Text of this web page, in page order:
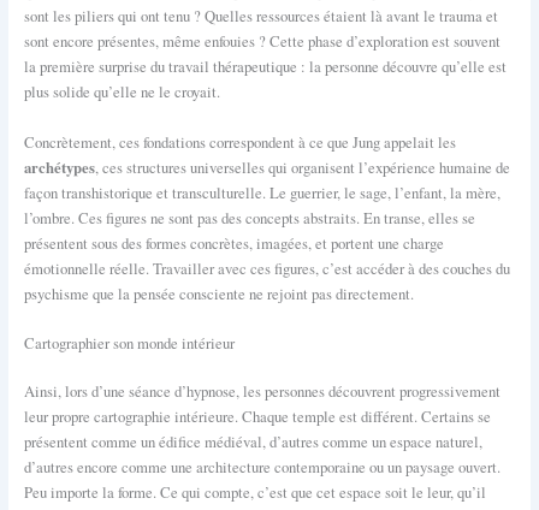
sont les piliers qui ont tenu ? Quelles ressources étaient là avant le trauma et
sont encore présentes, même enfouies ? Cette phase d’exploration est souvent
la première surprise du travail thérapeutique : la personne découvre qu’elle est
plus solide qu’elle ne le croyait.
Concrètement, ces fondations correspondent à ce que Jung appelait les
archétypes, ces structures universelles qui organisent l’expérience humaine de
façon transhistorique et transculturelle. Le guerrier, le sage, l’enfant, la mère,
l’ombre. Ces figures ne sont pas des concepts abstraits. En transe, elles se
présentent sous des formes concrètes, imagées, et portent une charge
émotionnelle réelle. Travailler avec ces figures, c’est accéder à des couches du
psychisme que la pensée consciente ne rejoint pas directement.
Cartographier son monde intérieur
Ainsi, lors d’une séance d’hypnose, les personnes découvrent progressivement
leur propre cartographie intérieure. Chaque temple est différent. Certains se
présentent comme un édifice médiéval, d’autres comme un espace naturel,
d’autres encore comme une architecture contemporaine ou un paysage ouvert.
Peu importe la forme. Ce qui compte, c’est que cet espace soit le leur, qu’il